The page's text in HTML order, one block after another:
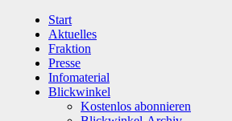
Start
Aktuelles
Fraktion
Presse
Infomaterial
Blickwinkel
Kostenlos abonnieren